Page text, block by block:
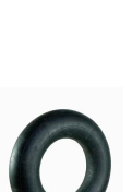
В
кошик